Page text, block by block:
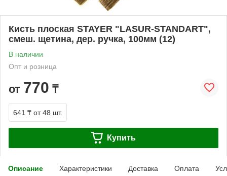
Кисть плоская STAYER "LASUR-STANDART",
смеш. щетина, дер. ручка, 100мм (12)
В наличии
Опт и розница
от 770 ₸
641 ₸ от 48 шт.
Купить
Описание Характеристики Доставка Оплата